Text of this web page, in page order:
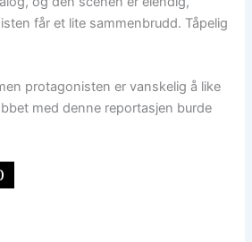
får et lite sammenbrudd. Tåpelig
protagonisten er vanskelig å like
med denne reportasjen burde